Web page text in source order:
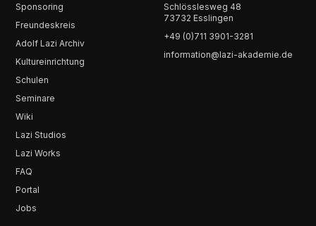
Sponsoring
Freundeskreis
Adolf Lazi Archiv
Kultureinrichtung
Schulen
Seminare
Wiki
Lazi Studios
Lazi Works
FAQ
Portal
Jobs
Schlösslesweg 48
73732 Esslingen
+49 (0)711 3901-3281
information@lazi-akademie.de